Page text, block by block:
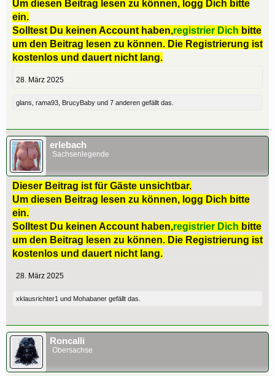
Um diesen Beitrag lesen zu können, logg Dich bitte
ein.
Solltest Du keinen Account haben,registrier Dich bitte
um den Beitrag lesen zu können. Die Registrierung ist
kostenlos und dauert nicht lang.
28. März 2025
glans rama93 BrucyBaby und 7 anderen gefällt das.
erlebach
Sachsenlegende
Dieser Beitrag ist für Gäste unsichtbar.
Um diesen Beitrag lesen zu können, logg Dich bitte
ein.
Solltest Du keinen Account haben,registrier Dich bitte
um den Beitrag lesen zu können. Die Registrierung ist
kostenlos und dauert nicht lang.
28. März 2025
xklausrichter1 und Mohabaner gefällt das.
Roncalli
Obersachse